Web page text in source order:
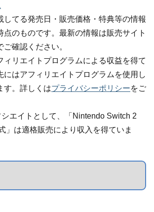
てる発売日・販売価格・特典等の情報
点のものです。最新の情報は販売サイト
確認ください。
リエイトプログラムによる収益を得て
にはアフィリエイトプログラムを使用し
す。詳しくはプライバシーポリシーをご
エイトとして、「Nintendo Switch 2
」は適格販売により収入を得ていま